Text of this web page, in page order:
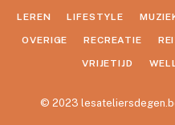
LEREN LIFESTYLE
OVERIGE RECREATIE
VRIJETIJD
© 2023